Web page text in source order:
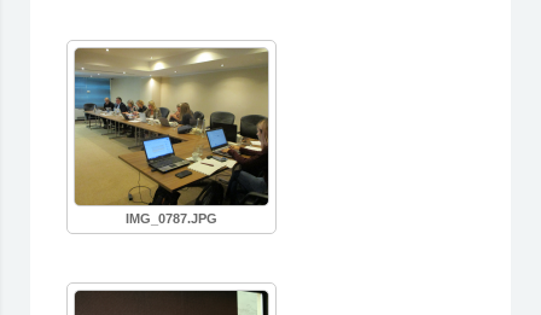
IMG_0787.JPG